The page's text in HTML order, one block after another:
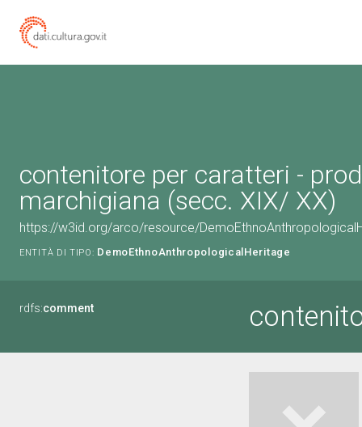
contenitore per caratteri -
marchigiana (secc. XIX/ XX)
https://w3id.org/arco/resource/
ENTITÀ DI TIPO: DemoEthnoAnthropologicalHeritage
rdfs:comment